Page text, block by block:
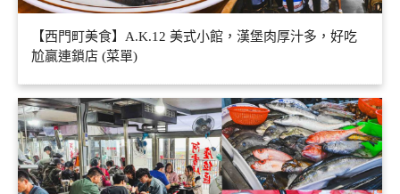
【西門町美食】A.K.12 美式小館，漢堡肉厚汁多，好吃
尬贏連鎖店 (菜單)